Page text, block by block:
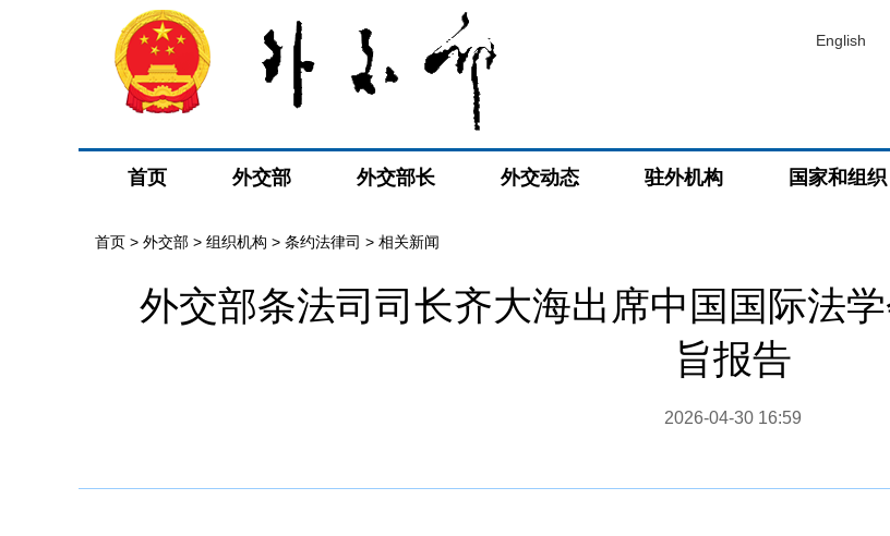
English
首页 外交部 外交部长 外交动态 驻外机构 国家和组织
首页 > 外交部 > 组织机构 > 条约法律司 > 相关新闻
外交部条法司司长齐大海出席中国国际法
旨报告
2026-04-30 16:59